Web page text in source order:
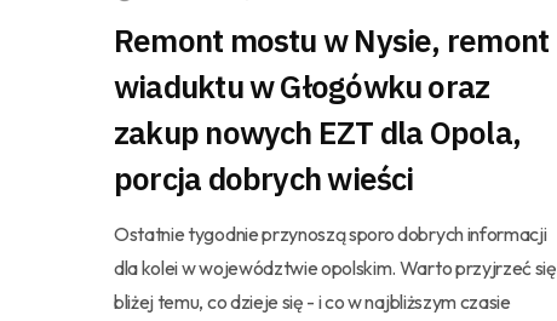
Remont mostu w Nysie, remont
wiaduktu w Głogówku oraz
zakup nowych EZT dla Opola,
porcja dobrych wieści
Ostatnie tygodnie przynoszą sporo dobrych informacji
dla kolei w województwie opolskim. Warto przyjrzeć się
bliżej temu, co dzieje się - i co w najbliższym czasie